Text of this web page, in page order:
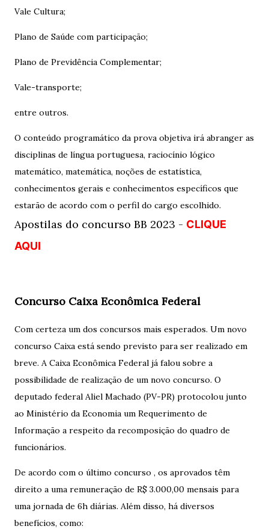
Vale Cultura;
Plano de Saúde com participação;
Plano de Previdência Complementar;
Vale-transporte;
entre outros.
O conteúdo programático da prova objetiva irá abranger as
disciplinas de língua portuguesa, raciocínio lógico
matemático, matemática, noções de estatística,
conhecimentos gerais e conhecimentos específicos que
estarão de acordo com o perfil do cargo escolhido.
Apostilas do concurso BB 2023 - CLIQUE
AQUI
Concurso Caixa Econômica Federal
Com certeza um dos concursos mais esperados. Um novo
concurso Caixa está sendo previsto para ser realizado em
breve. A Caixa Econômica Federal já falou sobre a
possibilidade de realização de um novo concurso. O
deputado federal Aliel Machado (PV-PR) protocolou junto
ao Ministério da Economia um Requerimento de
Informação a respeito da recomposição do quadro de
funcionários.
De acordo com o último concurso , os aprovados têm
direito a uma remuneração de R$ 3.000,00 mensais para
uma jornada de 6h diárias. Além disso, há diversos
benefícios, como: